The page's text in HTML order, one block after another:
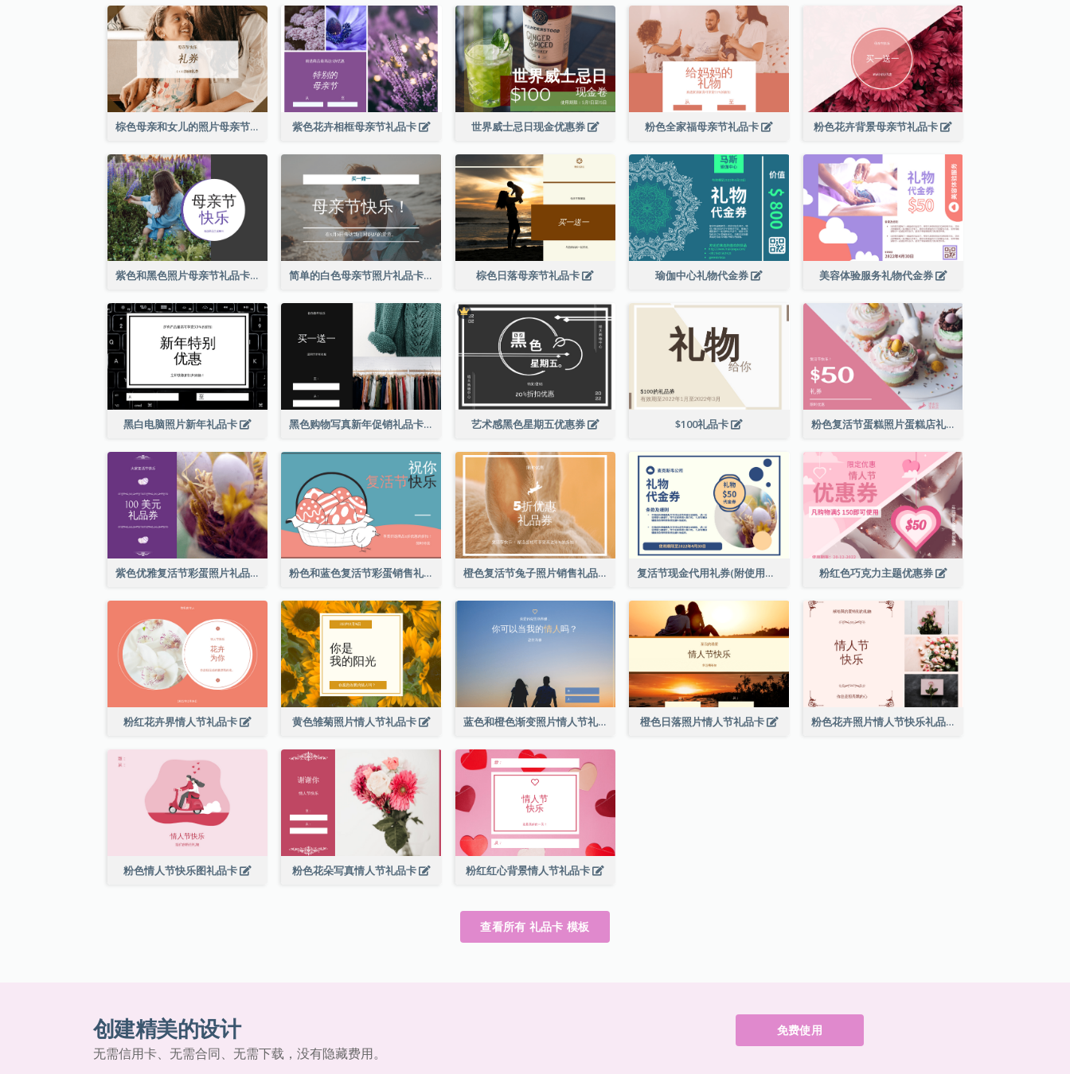
棕色母亲和女儿的照片母亲节的礼品卡 紫色花卉相框母亲节礼品卡 世界威士忌日现金优惠券 粉色全家福母亲节礼品卡 粉色花卉背景母亲节礼品卡
紫色和黑色照片母亲节礼品卡 简单的白色母亲节照片礼品卡 棕色日落母亲节礼品卡 瑜伽中心礼物代金券 美容体验服务礼物代金券
黑白电脑照片新年礼品卡 黑色购物写真新年促销礼品卡 艺术感黑色星期五优惠券 $100礼品卡 粉色复活节蛋糕照片蛋糕店礼品卡
紫色优雅复活节彩蛋照片礼品卡 粉色和蓝色复活节彩蛋销售礼品卡 橙色复活节兔子照片销售礼品卡 复活节现金代用礼券(附使用细则) 粉红色巧克力主题优惠券
粉红花卉界情人节礼品卡 黄色雏菊照片情人节礼品卡 蓝色和橙色渐变照片情人节礼品卡 橙色日落照片情人节礼品卡 粉色花卉照片情人节快乐礼品卡
粉色情人节快乐图礼品卡 粉色花朵写真情人节礼品卡 粉红红心背景情人节礼品卡
查看所有 礼品卡 模板
创建精美的设计
无需信用卡、无需合同、无需下载，没有隐藏费用。
免费使用